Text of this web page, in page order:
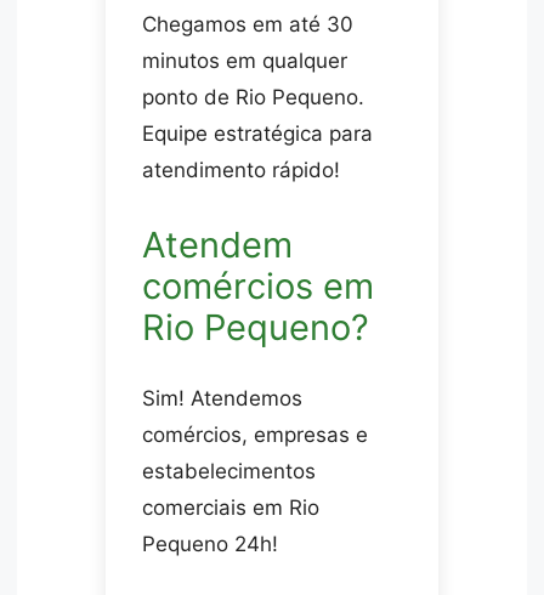
Chegamos em até 30
minutos em qualquer
ponto de Rio Pequeno.
Equipe estratégica para
atendimento rápido!
Atendem
comércios em
Rio Pequeno?
Sim! Atendemos
comércios, empresas e
estabelecimentos
comerciais em Rio
Pequeno 24h!